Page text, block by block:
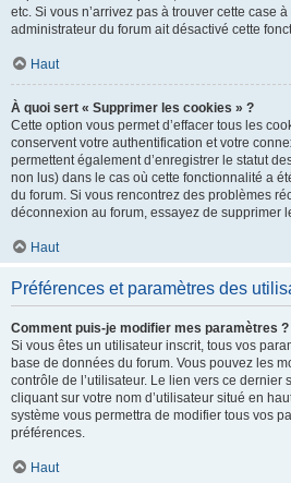
etc. Si vous n’arrivez pas à trouver cette case
administrateur du forum ait désactivé cette
Haut
À quoi sert « Supprimer les cookies » ?
Cette option vous permet d’effacer tous les
conservent votre authentification et votre
permettent également d’enregistrer le statut
non lus) dans le cas où cette fonctionnalité a
du forum. Si vous rencontrez des problèmes
déconnexion au forum, essayez de supprimer
Haut
Préférences et paramètres des
Comment puis-je modifier mes paramètres ?
Si vous êtes un utilisateur inscrit, tous vos
base de données du forum. Vous pouvez les
contrôle de l’utilisateur. Le lien vers ce dernier
cliquant sur votre nom d’utilisateur situé en
système vous permettra de modifier tous vos
préférences.
Haut